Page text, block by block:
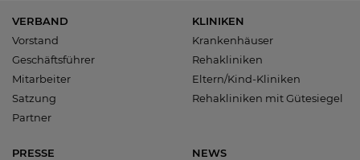
VERBAND
Vorstand
Geschäftsführer
Mitarbeiter
Satzung
Partner
KLINIKEN
Krankenhäuser
Rehakliniken
Eltern/Kind-Kliniken
Rehakliniken mit Gütesiegel
PRESSE
NEWS